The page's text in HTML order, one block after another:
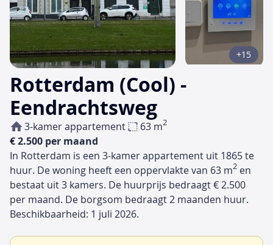
Rotterdam (Cool) -
Eendrachtsweg
3-kamer appartement 63 m2
€ 2.500 per maand
+15
In Rotterdam is een 3-kamer appartement uit 1865 te
huur. De woning heeft een oppervlakte van 63 m2 en
bestaat uit 3 kamers. De huurprijs bedraagt € 2.500
per maand. De borgsom bedraagt 2 maanden huur.
Beschikbaarheid: 1 juli 2026.